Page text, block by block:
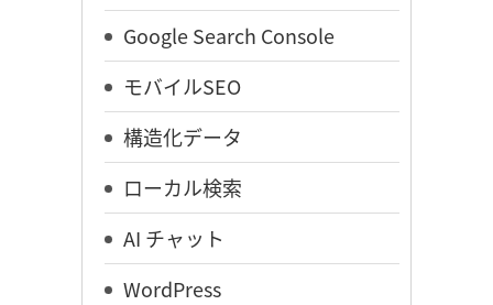
Google Search Console
モバイルSEO
構造化データ
ローカル検索
AI チャット
WordPress